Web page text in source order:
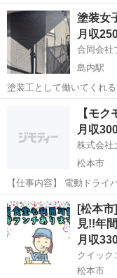
デイサービス <お仕事内
勤務先施設・サービス内
オーチャード・ケ...
正社員
塗装女
月収
合同会社
島内駅
塗装工として働いてくれ
人親方だった方、塗装女
か？♩ 試用期間あり
島内駅
【モ
月収
株式会社
松本市
【仕事内容】 電動ドライ
具の使い方は事前に練習
ないため、焦らずじっく
長野 松本市 その他
[松本
見!!年
月収
クイック
松本市